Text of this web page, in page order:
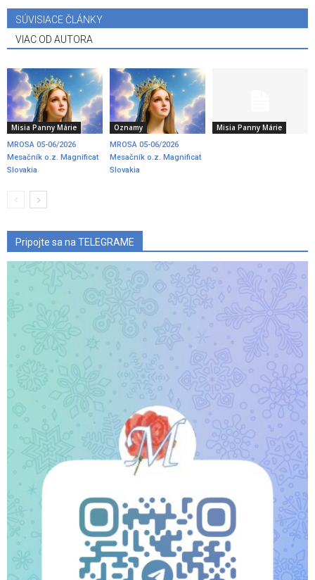
SÚVISIACE ČLÁNKY
VIAC OD AUTORA
Misia Panny Márie
MROSA 05-06/2026
Mesačník o.z. Magnificat
Slovakia
Oznamy
MROSA 05-06/2026
Mesačník o.z. Magnificat
Slovakia
Misia Panny Márie
Pripojte sa na TELEGRAME